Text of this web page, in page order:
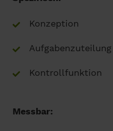
Konzeption
Aufgabenzuteilung
Kontrollfunktion
Messbar: